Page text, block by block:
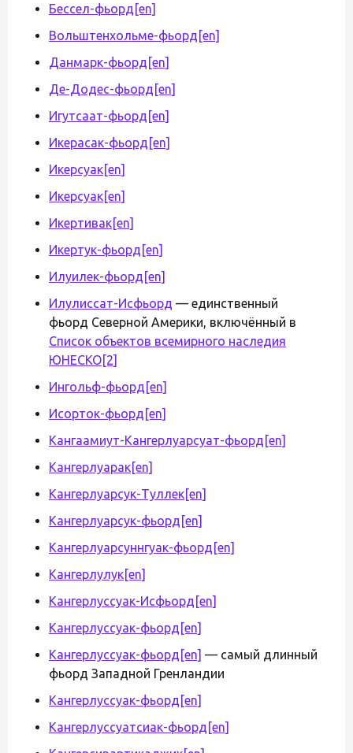
Бессел-фьорд [en]
Вольштенхольме-фьорд [en]
Данмарк-фьорд [en]
Де-Додес-фьорд [en]
Игутсаат-фьорд [en]
Икерасак-фьорд [en]
Икерсуак[en]
Икерсуак[en]
Икертивак[en]
Икертук-фьорд [en]
Илуилек-фьорд [en]
Илулиссат-Исфьорд — единственный
фьорд Северной Америки, включённый в
Список объектов всемирного наследия
ЮНЕСКО[2]
Ингольф-фьорд [en]
Исорток-фьорд [en]
Кангаамиут-Кангерлуарсуат-фьорд [en]
Кангерлуарак[en]
Кангерлуарсук-Туллек[en]
Кангерлуарсук-фьорд [en]
Кангерлуарсуннгуак-фьорд [en]
Кангерлулук[en]
Кангерлуссуак-Исфьорд [en]
Кангерлуссуак-фьорд [en]
Кангерлуссуак-фьорд [en] — самый длинный
фьорд Западной Гренландии
Кангерлуссуак-фьорд [en]
Кангерлуссуатсиак-фьорд [en]